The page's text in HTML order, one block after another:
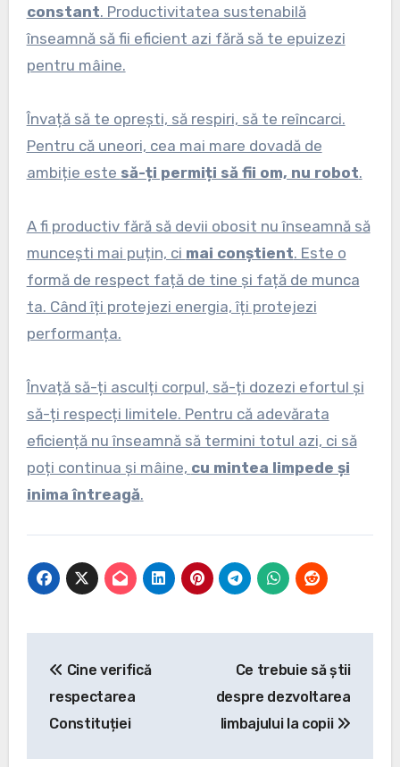
constant. Productivitatea sustenabilă
înseamnă să fii eficient azi fără să te epuizezi
pentru mâine.
Învață să te oprești, să respiri, să te reîncarci.
Pentru că uneori, cea mai mare dovadă de
ambiție este să-ți permiți să fii om, nu robot.
A fi productiv fără să devii obosit nu înseamnă să
muncești mai puțin, ci mai conștient. Este o
formă de respect față de tine și față de munca
ta. Când îți protejezi energia, îți protejezi
performanța.
Învață să-ți asculți corpul, să-ți dozezi efortul și
să-ți respecți limitele. Pentru că adevărata
eficiență nu înseamnă să termini totul azi, ci să
poți continua și mâine, cu mintea limpede și
inima întreagă.
în
articole
Cine verifică
respectarea
Constituției
Ce trebuie să știi
despre dezvoltarea
limbajului la copii